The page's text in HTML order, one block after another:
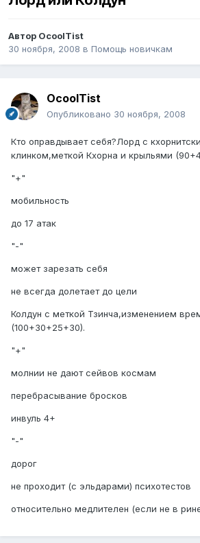
Автор OcoolTist
30 ноября, 2008 в Помощь новичкам
OcoolTist
Опубликовано 30 ноября, 2008
Кто оправдывает себя?Лорд с
клинком,меткой Кхорна и крыльями
"+"
мобильность
до 17 атак
"-"
может зарезать себя
не всегда долетает до цели
Колдун с меткой Тзинча,изменением
(100+30+25+30).
"+"
молнии не дают сейвов космам
перебрасывание бросков
инвуль 4+
"-"
дорог
не проходит (с эльдарами) психотестов
относительно медлителен (если не в